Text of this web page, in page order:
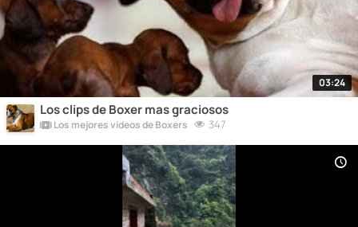
03:24
Los clips de Boxer mas graciosos
Los mejores vídeos de Boxers 347